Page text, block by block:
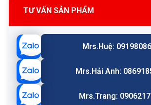
van cân bằng.
Thông số kỹ thuật
Cavity: T-17A
Series: 3
Tỉ lệ điều khiển: 3:1
Lưu lượng: 240 Lpm
TƯ VẤN SẢN PHẨM
Mrs.Huệ:
Mrs.Hải Anh:
Mrs.Trang: